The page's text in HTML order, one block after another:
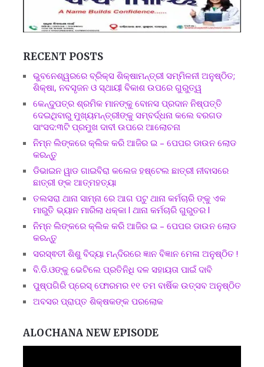
RECENT POSTS
ଭୁବନେଶ୍ୱରରେ ବ୍ରିକ୍ସ ଶିକ୍ଷାମନ୍ତ୍ରୀ ସମ୍ମିଳନୀ ଅନୁଷ୍ଠିତ;
ଶିକ୍ଷା, ନବସୃଜନ ଓ ସ୍ଥାୟୀ ବିକାଶ ଉପରେ ଗୁରୁତ୍ୱ
କେନ୍ଦୁପତ୍ର ଶ୍ରମିକ ମାନଙ୍କୁ ବୋନସ ପ୍ରଦାନ ନିଷ୍ପତ୍ତି
ଦେଇଥିବାରୁ ମୁଖ୍ୟମନ୍ତ୍ରୀଙ୍କୁ ସମ୍ବର୍ଦ୍ଧନା କଲେ ବରଗଡ
ସାଂସଦ:୩ଟି ପ୍ରମୁଖ ଦାବୀ ଉପରେ ଆଲୋଚନା
ନିମ୍ନ ଲିଙ୍କରେ କ୍ଲିକ କରି ଆଜିର ଇ – ପେପର ଡାଉନ ଲୋଡ
କରନ୍ତୁ
ଡିଭାଇନ ୱାଡ ଗାଇବିରା କଲେଜ ହଷ୍ଟେଲ ଛାତ୍ରୀ ନୀବାସରେ
ଛାତ୍ରୀ ଙ୍କ ଆତ୍ମହତ୍ୟା
ତଲସରା ଥାନା ସାମ୍ନା ରେ ଆଗ ପଟୁ ଥାନା କର୍ମଚାରି ଙ୍କୁ ଏକ
ମାରୁତି ଭ୍ୟାନ ମାରିଲା ଧକ୍କା l ଥାନା କର୍ମଚାରି ଗୁରୁତର l
ନିମ୍ନ ଲିଙ୍କରେ କ୍ଲିକ କରି ଆଜିର ଇ – ପେପର ଡାଉନ ଲୋଡ
କରନ୍ତୁ
ସରସ୍ଵତୀ ଶିଶୁ ବିଦ୍ୟା ମନ୍ଦିରରେ ଜ୍ଞାନ ବିଜ୍ଞାନ ମେଳା ଅନୁଷ୍ଠିତ !
ବି.ଡି.ଓଙ୍କୁ ଭେଟିଲେ ପ୍ରତିନିଧି ଦଳ ସହାୟତା ପାଇଁ ଦାବି
ପୁଷ୍ପଗିରି ପ୍ରେସ୍ ଫୋରମର ୧୧ ତମ ବାର୍ଷିକ ଉତ୍ସବ ଅନୁଷ୍ଠିତ
ଅବସର ପ୍ରାପ୍ତ ଶିକ୍ଷକଙ୍କ ପରଲୋକ
ALOCHANA NEW EPISODE